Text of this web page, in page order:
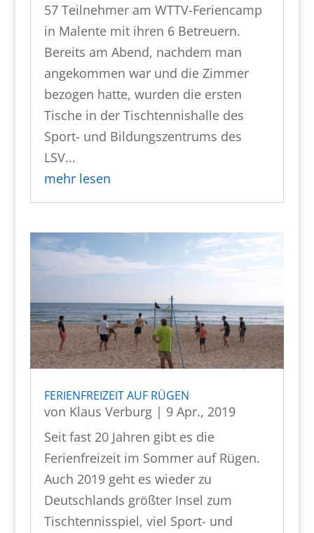
57 Teilnehmer am WTTV-Feriencamp
in Malente mit ihren 6 Betreuern.
Bereits am Abend, nachdem man
angekommen war und die Zimmer
bezogen hatte, wurden die ersten
Tische in der Tischtennishalle des
Sport- und Bildungszentrums des
LSV...
mehr lesen
FERIENFREIZEIT AUF RÜGEN
von Klaus Verburg| 9 Apr., 2019
Seit fast 20 Jahren gibt es die
Ferienfreizeit im Sommer auf Rügen.
Auch 2019 geht es wieder zu
Deutschlands größter Insel zum
Tischtennisspiel, viel Sport- und